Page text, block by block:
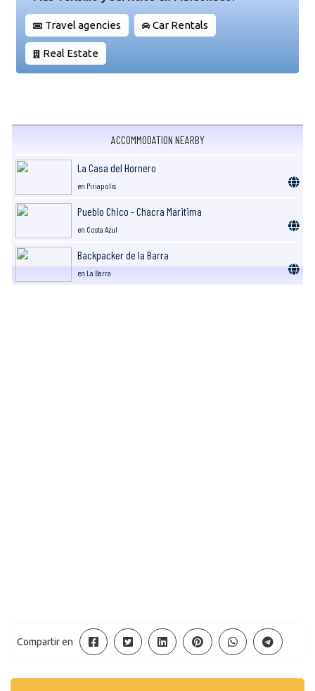
Travel agencies Car Rentals
Real Estate
ACCOMMODATION NEARBY
La Casa del Hornero
en Piriapolis
Pueblo Chico - Chacra Maritima
en Costa Azul
Backpacker de la Barra
en La Barra
Compartir en